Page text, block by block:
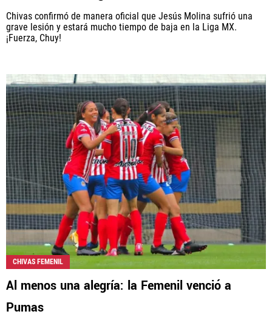
Chivas confirmó de manera oficial que Jesús Molina sufrió una
grave lesión y estará mucho tiempo de baja en la Liga MX.
¡Fuerza, Chuy!
CHIVAS FEMENIL
Al menos una alegría: la Femenil venció a
Pumas